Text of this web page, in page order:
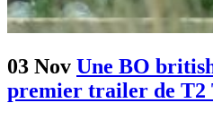
03 Nov Une BO
premier trailer de T2